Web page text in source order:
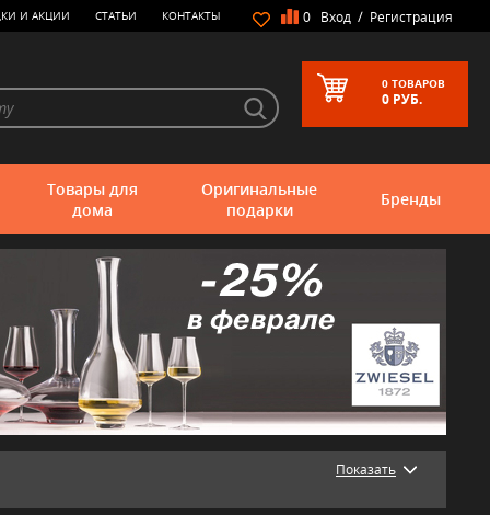
0 Вход / Регистрация
И АКЦИИ СТАТЬИ КОНТАКТЫ
0 ТОВАРОВ
0 РУБ.
Товары для
дома
Оригинальные
подарки
Бренды
Показать